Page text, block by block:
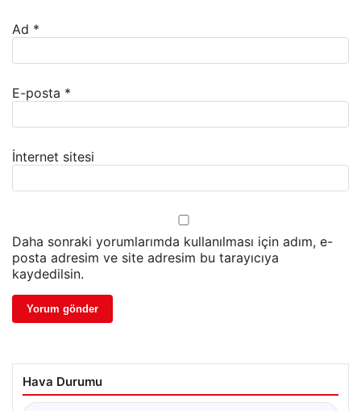
Ad *
E-posta *
İnternet sitesi
Daha sonraki yorumlarımda kullanılması için adım, e-
posta adresim ve site adresim bu tarayıcıya
kaydedilsin.
Hava Durumu